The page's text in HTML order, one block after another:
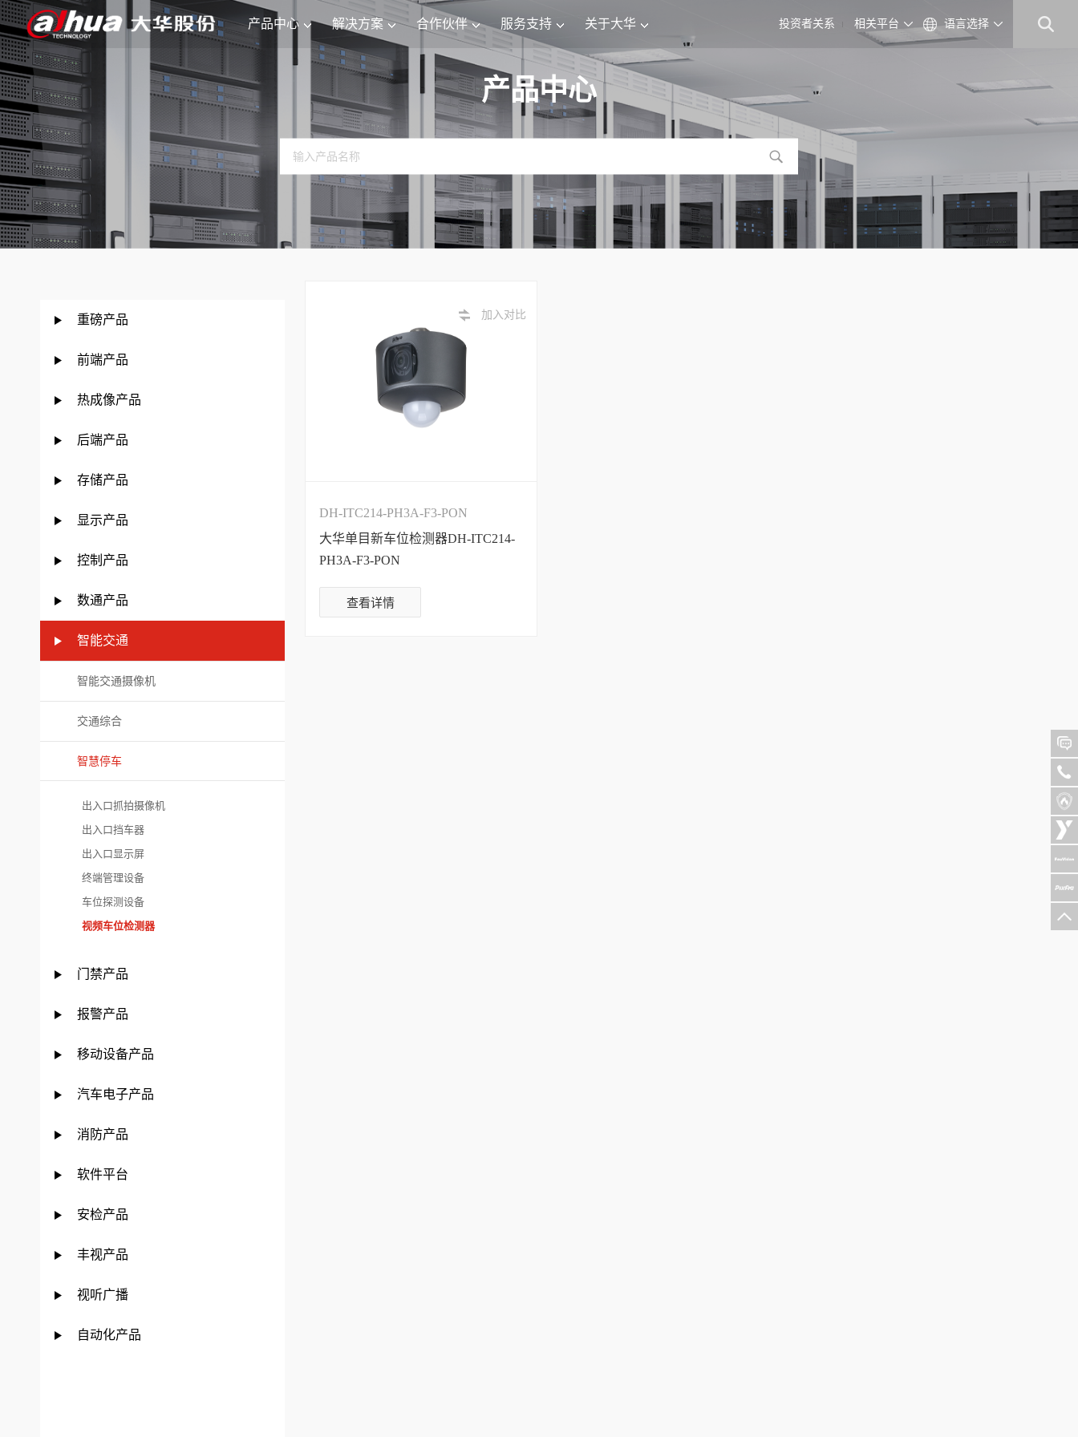
语言选择
相关平台
投资者关系
产品中心 解决方案 合作伙伴 服务支持 关于大华
产品中心
重磅产品
前端产品
热成像产品
后端产品
存储产品
显示产品
控制产品
数通产品
智能交通
智能交通摄像机
交通综合
智慧停车
出入口抓拍摄像机
出入口挡车器
出入口显示屏
终端管理设备
车位探测设备
视频车位检测器
门禁产品
报警产品
移动设备产品
汽车电子产品
消防产品
软件平台
安检产品
丰视产品
视听广播
自动化产品
加入对比
DH-ITC214-PH3A-F3-PON
大华单目新车位检测器DH-ITC214-
PH3A-F3-PON
查看详情